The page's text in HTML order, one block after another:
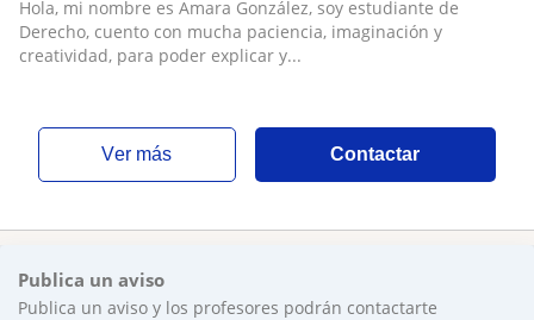
Hola, mi nombre es Amara González, soy estudiante de
Derecho, cuento con mucha paciencia, imaginación y
creatividad, para poder explicar y...
ver más Contactar
Publica un aviso
Publica un aviso y los profesores podrán contactarte